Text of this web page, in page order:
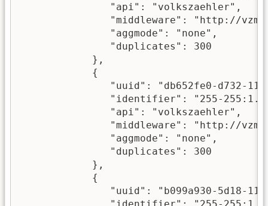
               "api": "volkszaehler",
"middleware": "http://
               "aggmode": "none",
               "duplicates": 300
            },
            {
"uuid": "db652fe0-d732-
"identifier": "255-
               "api": "volkszaehler",
"middleware": "http://
               "aggmode": "none",
               "duplicates": 300
            },
            {
"uuid": "b099a930-5d18-